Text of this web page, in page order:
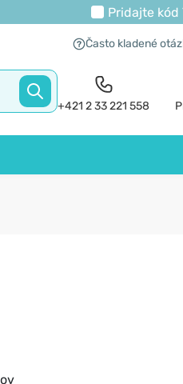
Pridajte kód
Často kladené
+421 2 33 221 558